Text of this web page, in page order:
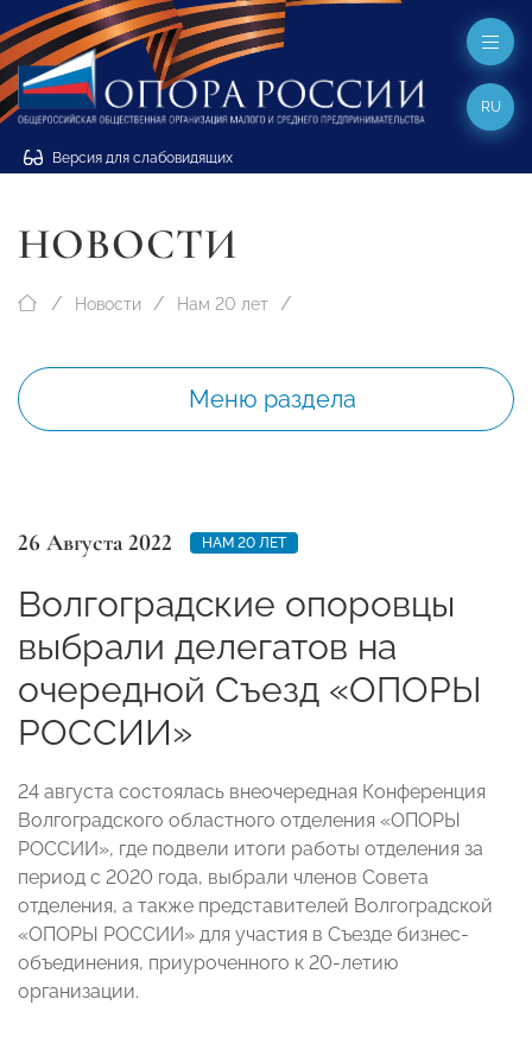
Версия для слабовидящих
RU
НОВОСТИ
Новости Нам 20 лет
Меню раздела
26 Августа 2022 НАМ 20 ЛЕТ
Волгоградские опоровцы
выбрали делегатов на
очередной Съезд «ОПОРЫ
РОССИИ»
24 августа состоялась внеочередная Конференция
Волгоградского областного отделения «ОПОРЫ
РОССИИ», где подвели итоги работы отделения за
период с 2020 года, выбрали членов Совета
отделения, а также представителей Волгоградской
«ОПОРЫ РОССИИ» для участия в Съезде бизнес-
объединения, приуроченного к 20-летию
организации.